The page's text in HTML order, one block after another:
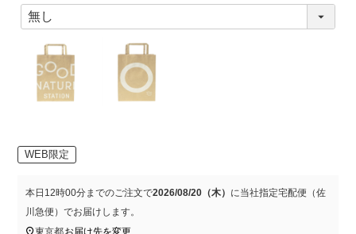
(
WEB限定
本日 12時00分までのご注文で2026/08/20（木） に当社指定宅配便（佐
川急便）でお届けします。
東京都お届け先を変更